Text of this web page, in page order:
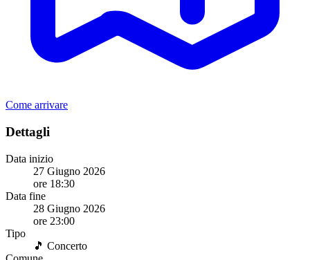
Come arrivare
Dettagli
Data inizio
27 Giugno 2026
ore 18:30
Data fine
28 Giugno 2026
ore 23:00
Tipo
🎵 Concerto